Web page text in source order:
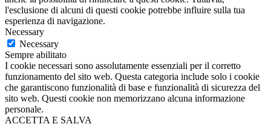
l'esclusione di alcuni di questi cookie potrebbe influire sulla tua
esperienza di navigazione.
Necessary
Necessary
Sempre abilitato
I cookie necessari sono assolutamente essenziali per il corretto
funzionamento del sito web. Questa categoria include solo i cookie
che garantiscono funzionalità di base e funzionalità di sicurezza del
sito web. Questi cookie non memorizzano alcuna informazione
personale.
ACCETTA E SALVA